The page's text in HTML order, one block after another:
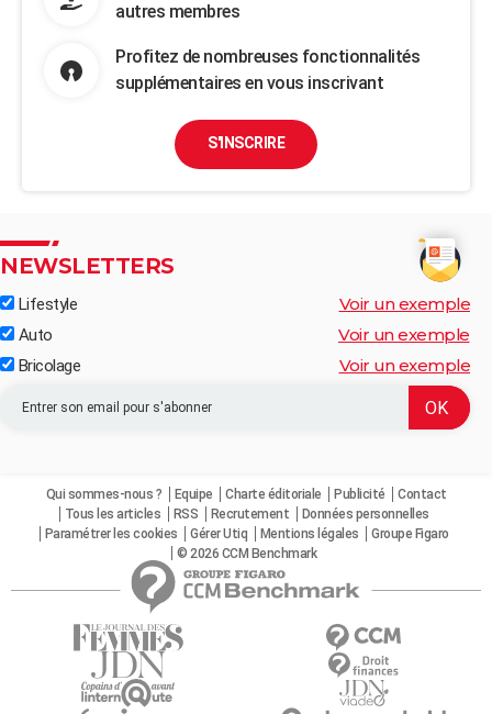
autres membres
Profitez de nombreuses fonctionnalités
supplémentaires en vous inscrivant
S'INSCRIRE
NEWSLETTERS
Lifestyle Voir un exemple
Auto Voir un exemple
Bricolage Voir un exemple
Qui sommes-nous ? Equipe Charte éditoriale Publicité
Contact
Tous les articles
RSS Recrutement
Données personnelles
Paramétrer les cookies
Gérer Utiq Mentions légales
Groupe Figaro
© 2026 CCM Benchmark